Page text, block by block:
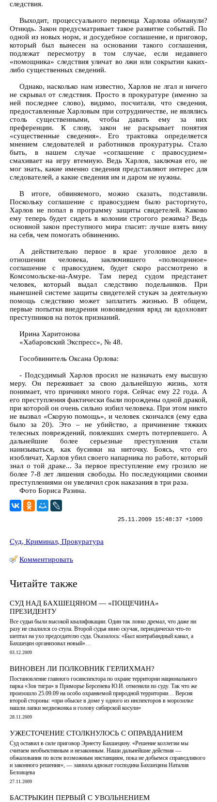
следствия.
Выходит, процессуального первенца Харлова обманули?
Отнюдь. Закон предусматривает такое развитие событий. По
одной из новых норм, и досудебное соглашение, и приговор,
который был вынесен на основании такого соглашения,
подлежат пересмотру в том случае, если недавнего
«помощника» следствия уличат во лжи или сокрытии каких-
либо существенных сведений.
Однако, насколько нам известно, Харлов не лгал и ничего
не скрывал от следствия. Просто в прокуратуре (именно за
ней последнее слово), видимо, посчитали, что сведения,
предоставленные Харловым при сотрудничестве, не являлись
столь существенными, чтобы давать ему за них
преференции. К слову, закон не раскрывает понятия
«существенные сведения». Его трактовка определяется
мнением следователей и работников прокуратуры. Стало
быть, в нашем случае «соглашение с правосудием»
смахивает на игру втемную. Ведь Харлов, заключая его, не
мог знать, какие именно сведения представляют интерес для
следователей, а какие сведения им и даром не нужны.
В итоге, обвиняемого, можно сказать, подставили.
Поскольку соглашение с правосудием было расторгнуто,
Харлов не попал в программу защиты свидетелей. Каково
ему теперь будет сидеть в колонии строгого режима? Ведь
основной закон преступного мира гласит: лучше взять вину
на себя, чем помогать обвинению.
А действительно первое в крае уголовное дело в
отношении человека, заключившего «полноценное»
соглашение с правосудием, будет скоро рассмотрено в
Комсомольске-на-Амуре. Там перед судом предстанет
человек, который выдал следствию подельников. При
нынешней системе защиты свидетелей стукач за деятельную
помощь следствию может заплатить жизнью. В общем,
первые попытки внедрения нововведения вряд ли вдохновят
преступников на поток признаний.
Ирина Харитонова
«Хабаровский Экспресс», № 48.
Гособвинитель Оксана Орлова:
- Подсудимый Харлов просил не назначать ему высшую
меру. Он переживает за свою дальнейшую жизнь, хотя
понимает, что причинял много горя. Сейчас ему 22 года. А
его преступления фактически были порождены одной дракой,
при которой он очень сильно избил человека. При этом никто
не вызвал «Скорую помощь», и человек скончался (ему едва
было за 20). Это – не убийство, а причинение тяжких
телесных повреждений, повлекших смерть потерпевшего. А
дальнейшие более серьезные преступления стали
нанизываться, как бусинки на ниточку. Боясь, что его
изобличат, Харлов убил своего напарника по работе, который
знал о той драке... За первое преступление ему грозило не
более 7-8 лет лишения свободы. Но последующими своими
преступлениями он увеличил срок наказания в три раза.
Фото Бориса Разина.
25.11.2009 15:48:37 +1000
Суд, Криминал, Прокуратура
Комментировать
Читайте также
СУД НАД БАХШЕЦЯНОМ — «ПОЩЕЧИНА»
ПРЕЗИДЕНТУ
Все судьи были высокой квалификации. Один так ловко дремал, что даже ни
разу не свалился со стула. Второй судья явно скучая, периодически что-то
шептал на ухо председателю суда. Оказалось: «Был контрабандный канал, а
Бахшецян организовал новый»…
03.12.2009
ВИНОВЕН ЛИ ПОЛКОВНИК ГЕРЛИХМАН?
Постановление главного госинспектора по охране территории национального
парка «Зов тигра» в Приморье Берсенева Ю.И. отменили по суду. Так что же
произошло 25.09.09 на особо охраняемой природной территории… Версия
второй стороны: «при обыске в доме у одного из инспекторов в морозилке
нашли лапки медвежонка и голову сибирской косули»
28.11.2009
УЖЕСТОЧЕНИЕ СТОЛКНУЛОСЬ С ОПРАВДАНИЕМ
Суд оставил в силе приговор Эрнесту Бахшецяну. «Решение коллегии мы
считаем необъективным и незаконным. Наши дальнейшие действия —
обжалования по всем возможным инстанциям, пока не добьемся справедливого
и законного решения», — заявила адвокат господина Бахшецяна Наталия
Беловцева
27.11.2009
БАСТРЫКИН ПЕРВЫЙ С УВОЛЬНЕНИЕМ